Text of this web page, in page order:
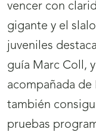
vencer con
gigante y el
juveniles
guía Marc Coll,
acompañada de
también
pruebas